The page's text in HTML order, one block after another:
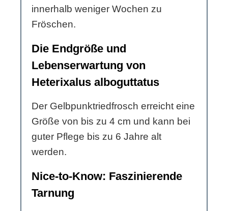
innerhalb weniger Wochen zu
Fröschen.
Die Endgröße und
Lebenserwartung von
Heterixalus alboguttatus
Der Gelbpunktriedfrosch erreicht eine
Größe von bis zu 4 cm und kann bei
guter Pflege bis zu 6 Jahre alt
werden.
Nice-to-Know: Faszinierende
Tarnung